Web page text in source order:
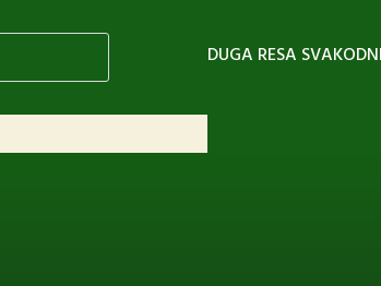
DUGA RESA